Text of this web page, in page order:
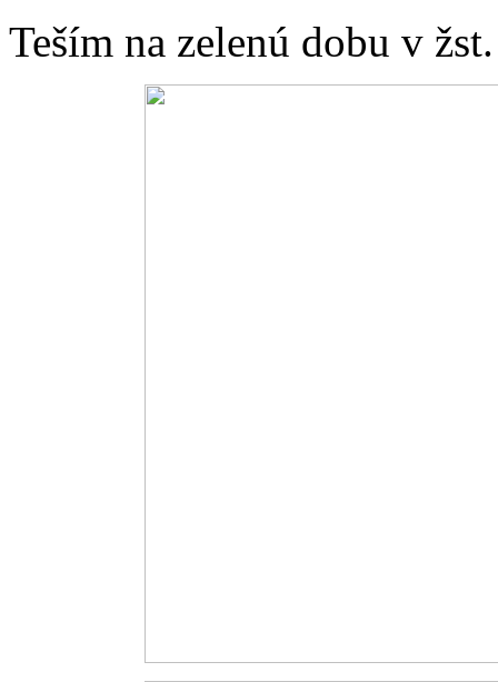
Teším na zelenú dobu v